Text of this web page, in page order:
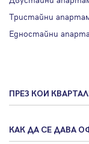
Тристайни
Едностайни
ПРЕЗ КОИ
КАК ДА СЕ ДАВА